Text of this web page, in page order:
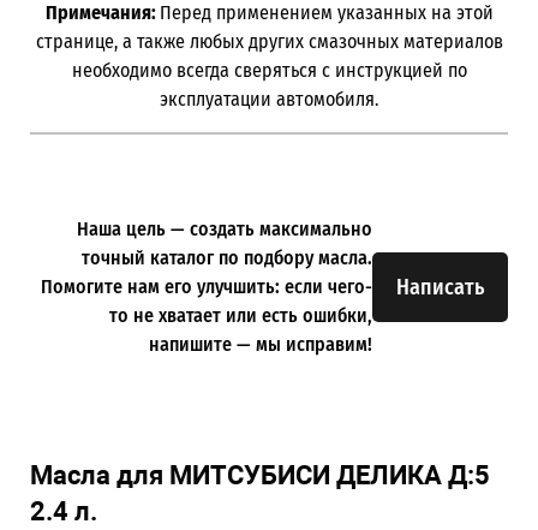
Примечания: Перед применением указанных на этой
странице, а также любых других смазочных материалов
необходимо всегда сверяться с инструкцией по
эксплуатации автомобиля.
Написать
Наша цель — создать максимально
точный каталог по подбору масла.
Помогите нам его улучшить: если чего-
то не хватает или есть ошибки,
напишите — мы исправим!
Масла для МИТСУБИСИ ДЕЛИКА Д:5
2.4 л.